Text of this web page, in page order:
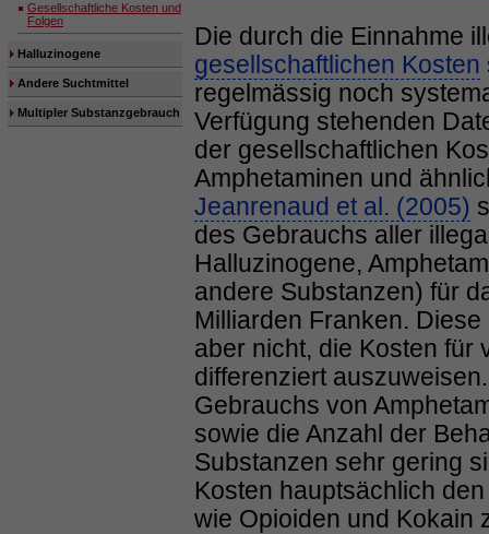
Gesellschaftliche Kosten und
Folgen
Halluzinogene
Andere Suchtmittel
Multipler Substanzgebrauch
Die durch die Einnahme
gesellschaftlichen Kosten
regelmässig noch
Verfügung stehenden
der gesellschaftlichen
Amphetaminen und
Jeanrenaud et al. (2005)
des Gebrauchs aller
Halluzinogene,
andere Substanzen) für
Milliarden Franken.
aber nicht, die Kosten für
differenziert
Gebrauchs von
sowie die Anzahl der
Substanzen sehr gering
Kosten hauptsächlich
wie Opioiden und Kokain